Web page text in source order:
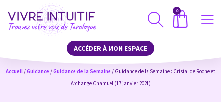
0
ACCÉDER À MON ESPACE
Accueil /Guidance /Guidance de la Semaine / Guidance de la Semaine : Cristal de Roche et
Archange Chamuel (17 janvier 2021)